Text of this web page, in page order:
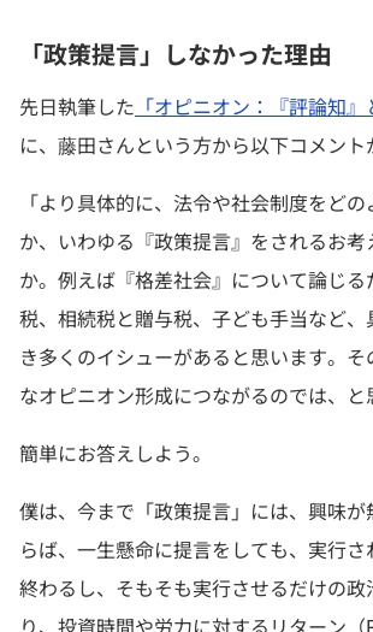
「政策提言」しなかった理由
先日執筆した 「オピニオン：『評論知』
に、藤田さんという方から以下コメント
「より具体的に、法令や社会制度をど
か、いわゆる『政策提言』をされるお考
か。例えば『格差社会』について論じ
税、相続税と贈与税、子ども手当など
き多くのイシューがあると思います。
なオピニオン形成につながるのでは、と
簡単にお答えしよう。
僕は、今まで「政策提言」には、興味
らば、一生懸命に提言をしても、実行
終わるし、そもそも実行させるだけの政